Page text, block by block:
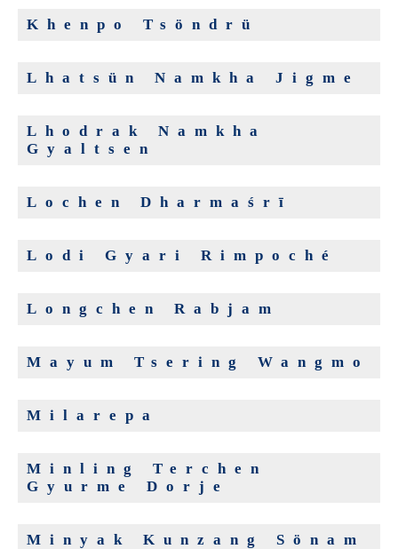
Khenpo Tsöndrü
Lhatsün Namkha Jigme
Lhodrak Namkha
Gyaltsen
Lochen Dharmaśrī
Lodi Gyari Rimpoché
Longchen Rabjam
Mayum Tsering Wangmo
Milarepa
Minling Terchen
Gyurme Dorje
Minyak Kunzang Sönam